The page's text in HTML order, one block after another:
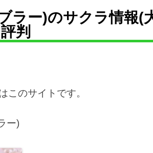
ラー)のサクラ情報(
判
このサイトです。
ー)